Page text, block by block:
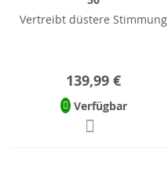
Vertreibt düstere Stimmung
139,99 €
Verfügbar